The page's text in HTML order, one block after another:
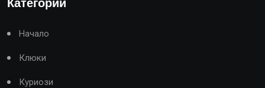
Категории
Начало
Клюки
Куриози